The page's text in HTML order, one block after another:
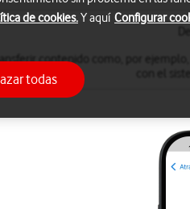
contenido como, por
con el
de cookies.Y aquí Configurar
todas